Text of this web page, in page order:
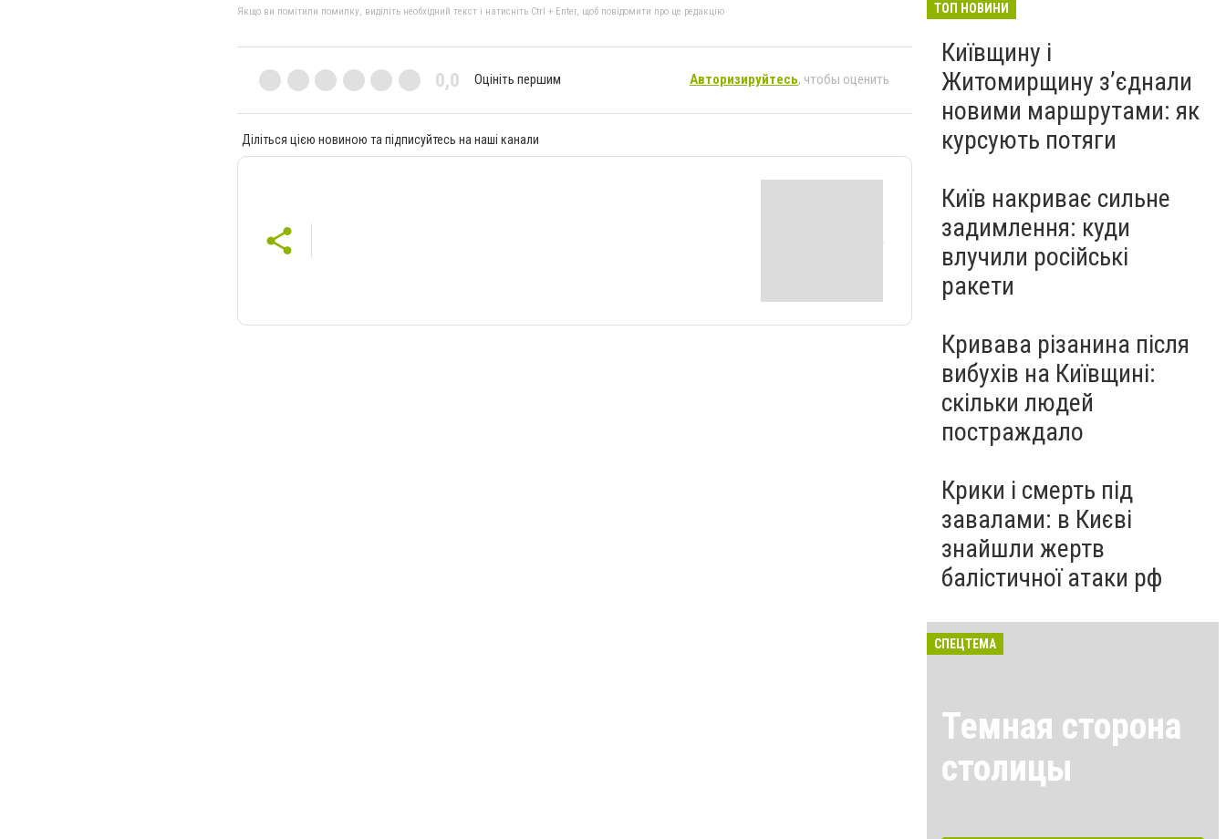
Якщо ви помітили помилку, виділіть необхідний текст і натисніть Ctrl + Enter, щоб повідомити про це редакцію
0,0 Оцініть першим Авторизируйтесь, чтобы оценить
Діліться цією новиною та підписуйтесь на наші канали
ТОП НОВИНИ
Київщину і
Житомирщину з’єднали
новими маршрутами: як
курсують потяги
Київ накриває сильне
задимлення: куди
влучили російські
ракети
Кривава різанина після
вибухів на Київщині:
скільки людей
постраждало
Крики і смерть під
завалами: в Києві
знайшли жертв
балістичної атаки рф
СПЕЦТЕМА
Темная сторона
столицы